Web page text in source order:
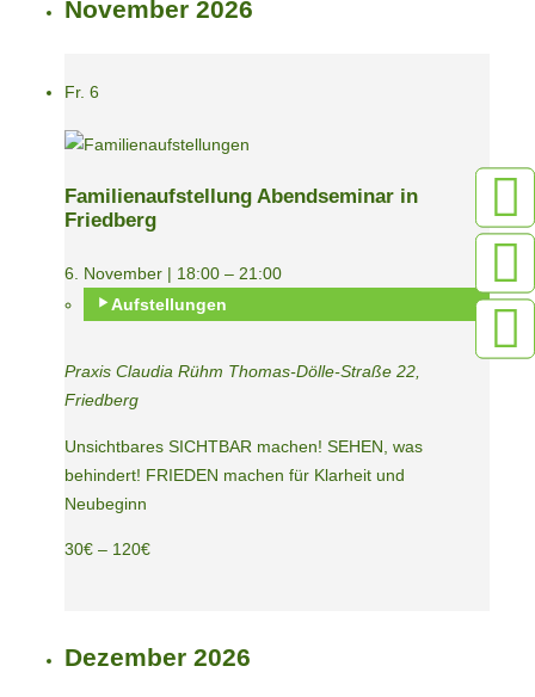
November 2026
Fr. 6
Familienaufstellung Abendseminar in
Friedberg
6. November | 18:00 – 21:00
Aufstellungen
Praxis Claudia Rühm Thomas-Dölle-Straße 22,
Friedberg
Unsichtbares SICHTBAR machen! SEHEN, was
behindert! FRIEDEN machen für Klarheit und
Neubeginn
30€ – 120€
Dezember 2026